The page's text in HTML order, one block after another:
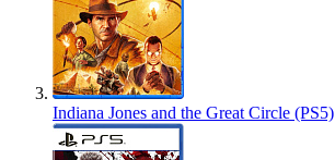
Indiana Jones and the Great Circle (PS5)